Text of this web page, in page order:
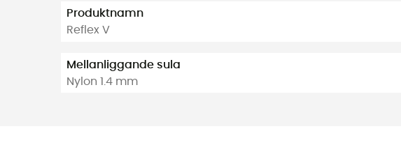
Produktnamn
Reflex V
Mellanliggande sula
Nylon 1.4 mm